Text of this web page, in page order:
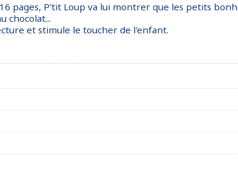
pages, P'tit Loup va lui montrer que les petits
chocolat...
et stimule le toucher de l'enfant.